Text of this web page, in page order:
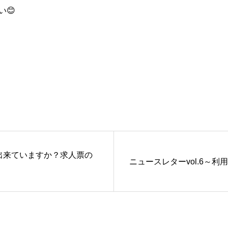
😊
ていますか？求人票の
ニュースレターvol.6～利